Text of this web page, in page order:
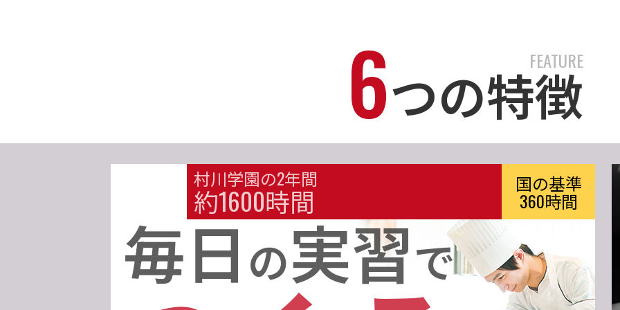
6つの特徴
FEATURE
村川学園の2年間
約1600時間 国の基準
360時間
毎日の実習で